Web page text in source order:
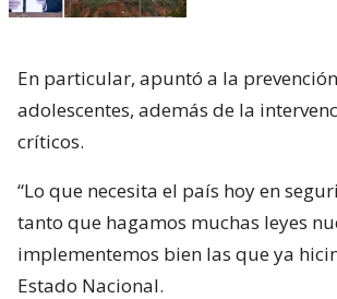
En particular, apuntó a la
adolescentes, además de la
críticos.
“Lo que necesita el país hoy en
tanto que hagamos muchas leyes
implementemos bien las que ya
Estado Nacional.